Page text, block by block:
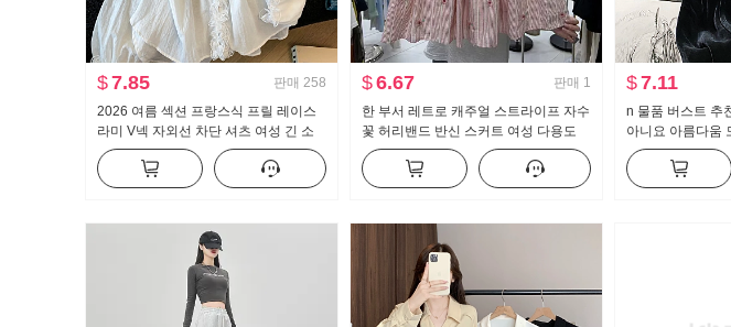
$7.85 판매 258
2026 여름 섹션 프랑스식 프릴 레이스
라미 V넥 자외선 차단 셔츠 여성 긴 소
매 루즈핏 디자인 센스 켜기
$6.67 판매 1
한 부서 레트로 캐주얼 스트라이프 자수
꽃 허리밴드 반신 스커트 여성 다용도
슬림해 보이는 중간 스커트 A라인 스커
트
$7.11
n 물품 버스트 추
아니요 아름다움
슬립 드레스 33116